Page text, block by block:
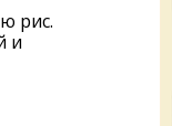
рис.
и